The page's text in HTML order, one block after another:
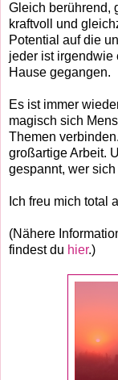
Gleich berührend,
kraftvoll und
Potential auf die
jeder ist irgendwie
Hause gegangen.
Es ist immer
magisch sich
Themen
großartige Arbeit.
gespannt, wer
Ich freu mich total
(Nähere
findest du hier.)